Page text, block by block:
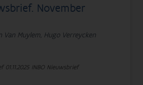
November
Van Muylem, Hugo Verreycken
01.11.2025 INBO Nieuwsbrief